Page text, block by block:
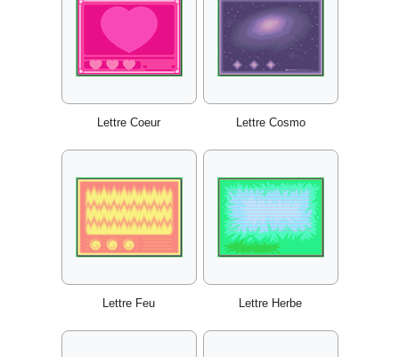
Lettre Coeur Lettre Cosmo
Lettre Feu Lettre Herbe